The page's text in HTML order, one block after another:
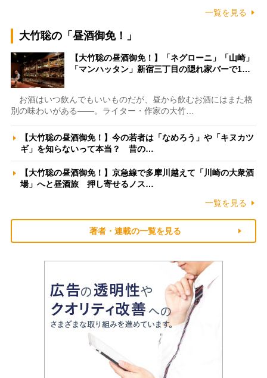
一覧を見る
大竹聡の「昼酒御免！」
【大竹聡の昼酒御免！】「ネグローニ」「山崎」
「マンハッタン」新宿三丁目の隠れ家バーで1…
お酒はいつ飲んでもいいものだが、昼から飲むお酒にはまた格
別の味わいがある――。ライター・作家の大竹…
【大竹聡の昼酒御免！】今の若者は「なめろう」や「キヌカツ
ギ」を知らないって本当？ 昔の…
【大竹聡の昼酒御免！】京急線で多摩川越えて「川崎の大衆酒
場」へと昼酒旅 押し寄せるノス…
一覧を見る
著者・連載の一覧を見る